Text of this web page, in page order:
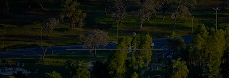
Ligue agora!! (61) 98432-8005
(41) 98836-0361